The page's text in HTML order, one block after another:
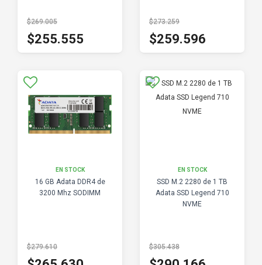
$269.005
$255.555
$273.259
$259.596
EN STOCK
16 GB Adata DDR4 de
3200 Mhz SODIMM
$279.610
EN STOCK
SSD M.2 2280 de 1 TB
Adata SSD Legend 710
NVME
$305.438